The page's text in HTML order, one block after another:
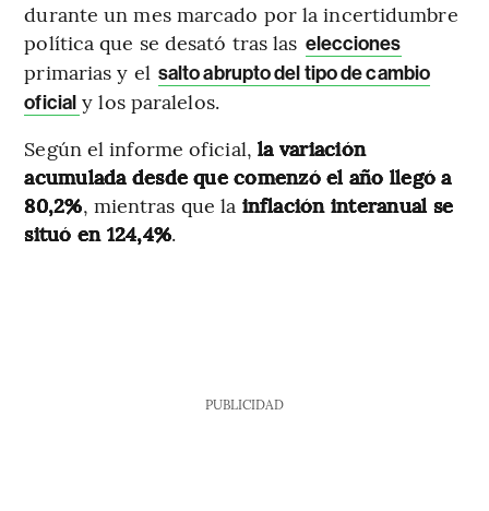
durante un mes marcado por la incertidumbre
política que se desató tras las elecciones
primarias y el salto abrupto del tipo de cambio
oficial y los paralelos.
Según el informe oficial, la variación
acumulada desde que comenzó el año llegó a
80,2%, mientras que la inflación interanual se
situó en 124,4%.
PUBLICIDAD